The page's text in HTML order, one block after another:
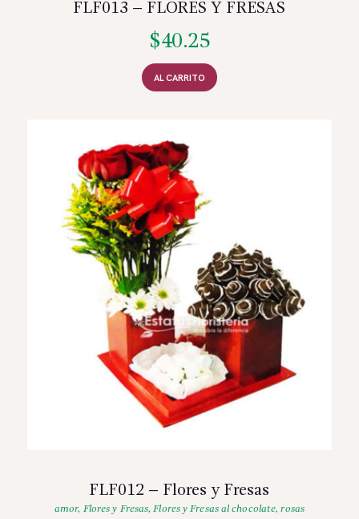
FLF013 – FLORES Y FRESAS
$40.25
AL CARRITO
FLF012 – Flores y Fresas
amor, Flores y Fresas,Flores y Fresas al chocolate,rosas